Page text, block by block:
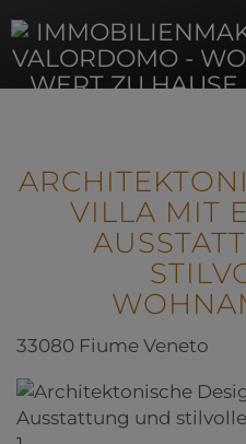
VILLA MIT
33080 Fiume Veneto